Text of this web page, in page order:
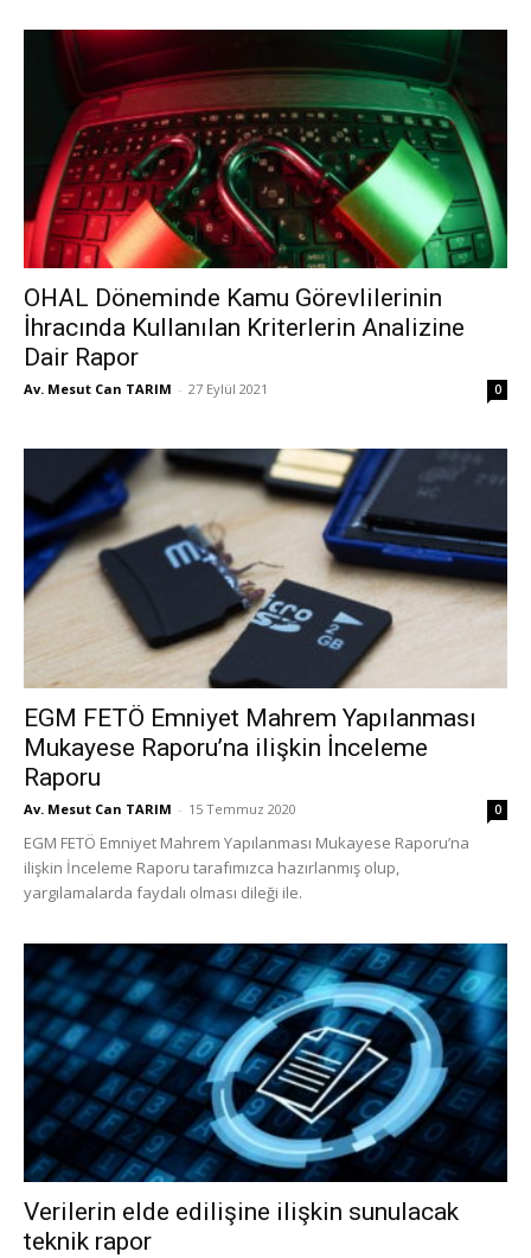
OHAL Döneminde Kamu Görevlilerinin
İhracında Kullanılan Kriterlerin Analizine
Dair Rapor
Av. Mesut Can TARIM - 27 Eylül 2021 0
EGM FETÖ Emniyet Mahrem Yapılanması
Mukayese Raporu’na ilişkin İnceleme
Raporu
Av. Mesut Can TARIM - 15 Temmuz 2020 0
EGM FETÖ Emniyet Mahrem Yapılanması Mukayese Raporu’na
ilişkin İnceleme Raporu tarafımızca hazırlanmış olup,
yargılamalarda faydalı olması dileği ile.
Verilerin elde edilişine ilişkin sunulacak
teknik rapor